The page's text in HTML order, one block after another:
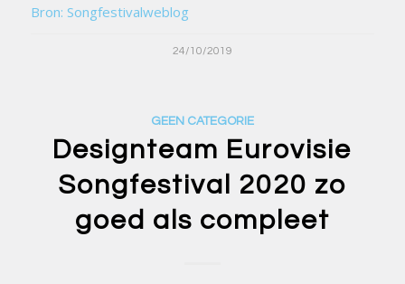
Bron: Songfestivalweblog
24/10/2019
GEEN CATEGORIE
Designteam Eurovisie
Songfestival 2020 zo
goed als compleet